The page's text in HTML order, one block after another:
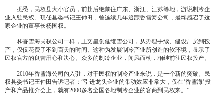
据悉，民权县大小官员，前赴后继前往广东、浙江、江苏等地，游说制冷企
业入驻民权。现任县委书记王仲田，曾连续几年追踪香雪海公司，最终感召了这
家企业的董事长杨国权。
和香雪海民权公司一样，王文星创建维雪公司，从办理手续、建设厂房到投
产，仅仅花费了不到百天的时间。这种为发展制冷产业所创造的软环境，显示了
民权官方的良苦用心和决心。众多的制冷企业，闻风而动，相继前往民权投产。
2010年香雪海公司的入驻，对于民权的制冷产业来说，是一个新的突破。民
权县委书记王仲田告诉记者：“引进龙头企业的带动效应非常大，仅在‘香雪海’投
产和产品推介会上，就有2000多名全国各地制冷企业的客商到民权来。”